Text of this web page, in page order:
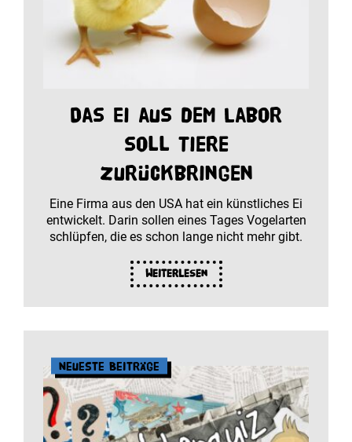
Das Ei aus dem Labor
soll Tiere
zurückbringen
Eine Firma aus den USA hat ein künstliches Ei
entwickelt. Darin sollen eines Tages Vogelarten
schlüpfen, die es schon lange nicht mehr gibt.
Weiterlesen
Neueste Beiträge